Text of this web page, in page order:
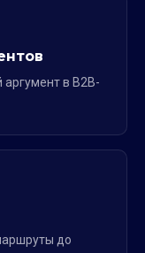
в B2B-
до